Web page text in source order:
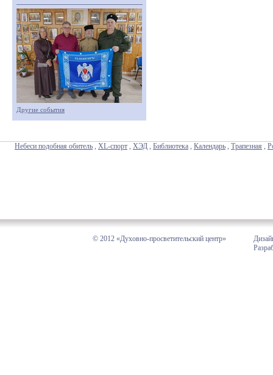
Другие события
Небеси подобная обитель , XL-спорт , ХЭД , Библиотека , Календарь , Трапезная ,
© 2012 «Духовно-просветительский центр»